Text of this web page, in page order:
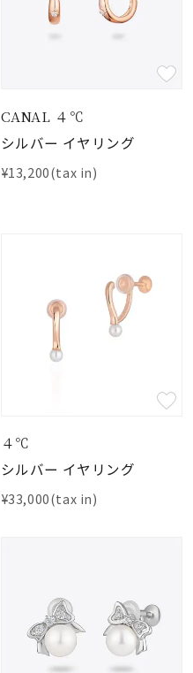
CANAL ４℃
シルバー イヤリング
¥13,200(tax in)
４℃
シルバー イヤリング
¥33,000(tax in)